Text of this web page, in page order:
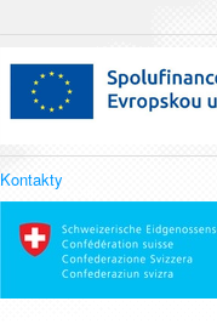
Kontakty